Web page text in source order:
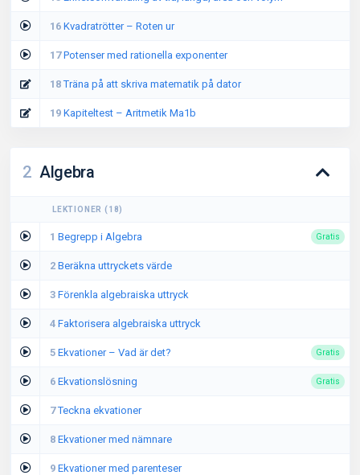
16 Kvadratrötter – Roten ur
17Potenser med rationella exponenter
18Träna på att skriva matematik på dator
19 Kapiteltest – Aritmetik Ma1b
2 Algebra
LEKTIONER (18)
1 Begrepp i Algebra Gratis
2 Beräkna uttryckets värde
3 Förenkla algebraiska uttryck
4 Faktorisera algebraiska uttryck
5 Ekvationer – Vad är det? Gratis
6 Ekvationslösning Gratis
7Teckna ekvationer
8 Ekvationer med nämnare
9 Ekvationer med parenteser